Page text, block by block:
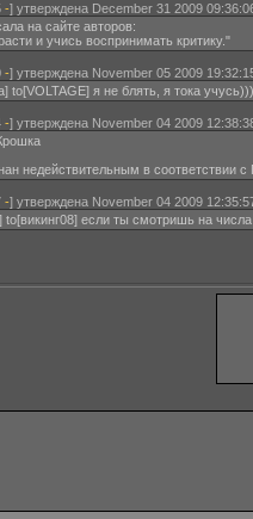
-] утверждена December 31 2009
на сайте авторов:
и учись воспринимать критику."
-] утверждена November 05 2009
to[VOLTAGE] я не блять, я тока учусь)))
-] утверждена November 04 2009
недействительным в соответствии
-] утверждена November 04 2009
to[викинг08] если ты смотришь на